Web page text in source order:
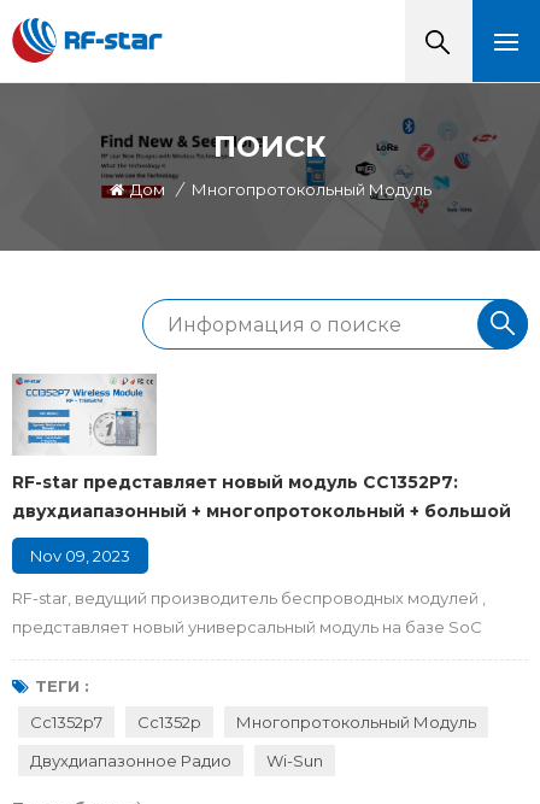
ПОИСК
Дом / Многопротокольный Модуль
RF-star представляет новый модуль CC1352P7:
двухдиапазонный + многопротокольный + большой
радиус действия
Nov 09, 2023
RF-star, ведущий производитель беспроводных модулей ,
представляет новый универсальный модуль на базе SoC
Texas Instrument — CC1352P7. Продукт под названием RF-
TI1352P2 оснащен двухдиапазонным радиомодулем (диапазон 1
ГГц и 2,4 ГГц), одновременным использованием нескольких
характеристики RF-TI1352P2 — новинка в серии CC1352
компании RF-star . ...
ТЕГИ :
Cc1352p7
Cc1352p
Многопротокольный Модуль
Двухдиапазонное Радио
Wi-Sun